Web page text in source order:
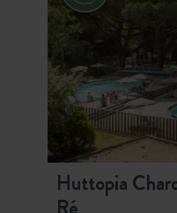
Huttopia